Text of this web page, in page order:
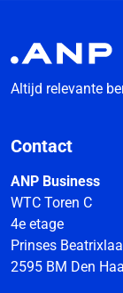
Altijd relevante
Contact
ANP Business
WTC Toren C
4e etage
Prinses
2595 BM Den